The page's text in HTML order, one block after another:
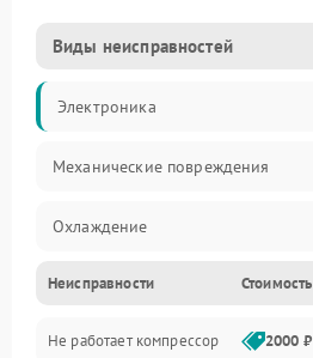
Виды неисправностей
Электроника
Механические повреждения
Охлаждение
Механика
Электропитание
Неисправности Стоимость
Не работает компрессор 2000 ₽